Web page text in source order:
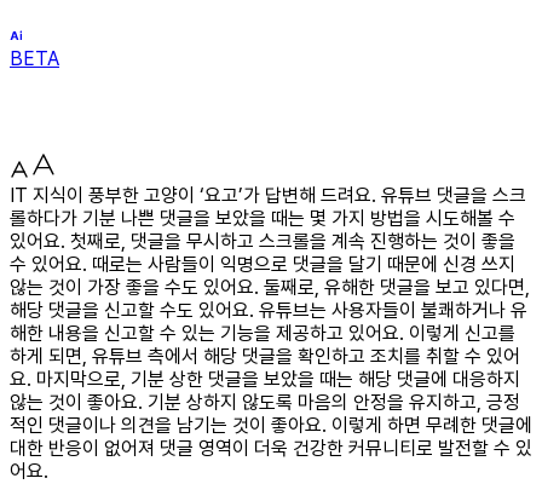
BETA
IT 지식이 풍부한 고양이 ‘요고’가 답변해 드려요. 유튜브 댓글을 스크
롤하다가 기분 나쁜 댓글을 보았을 때는 몇 가지 방법을 시도해볼 수
있어요. 첫째로, 댓글을 무시하고 스크롤을 계속 진행하는 것이 좋을
수 있어요. 때로는 사람들이 익명으로 댓글을 달기 때문에 신경 쓰지
않는 것이 가장 좋을 수도 있어요. 둘째로, 유해한 댓글을 보고 있다면,
해당 댓글을 신고할 수도 있어요. 유튜브는 사용자들이 불쾌하거나 유
해한 내용을 신고할 수 있는 기능을 제공하고 있어요. 이렇게 신고를
하게 되면, 유튜브 측에서 해당 댓글을 확인하고 조치를 취할 수 있어
요. 마지막으로, 기분 상한 댓글을 보았을 때는 해당 댓글에 대응하지
않는 것이 좋아요. 기분 상하지 않도록 마음의 안정을 유지하고, 긍정
적인 댓글이나 의견을 남기는 것이 좋아요. 이렇게 하면 무례한 댓글에
대한 반응이 없어져 댓글 영역이 더욱 건강한 커뮤니티로 발전할 수 있
어요.